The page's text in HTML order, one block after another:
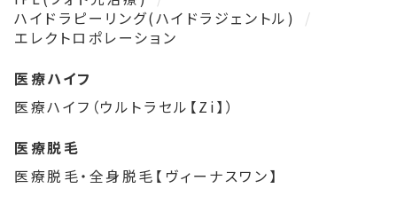
ハイドラピーリング(ハイドラジェントル)
エレクトロポレーション
医療ハイフ
医療ハイフ（ウルトラセル【Zi】）
医療脱毛
医療脱毛・全身脱毛【ヴィーナスワン】